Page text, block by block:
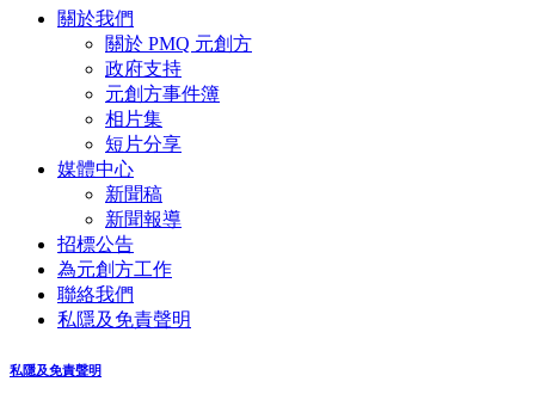
關於我們
關於 PMQ 元創方
政府支持
元創方事件簿
相片集
短片分享
媒體中心
新聞稿
新聞報導
招標公告
為元創方工作
聯絡我們
私隱及免責聲明
私隱及免責聲明